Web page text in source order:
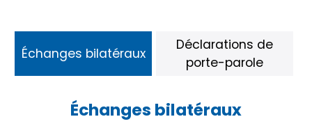
Échanges bilatéraux
Échanges bilatéraux
Déclarations de
porte-parole